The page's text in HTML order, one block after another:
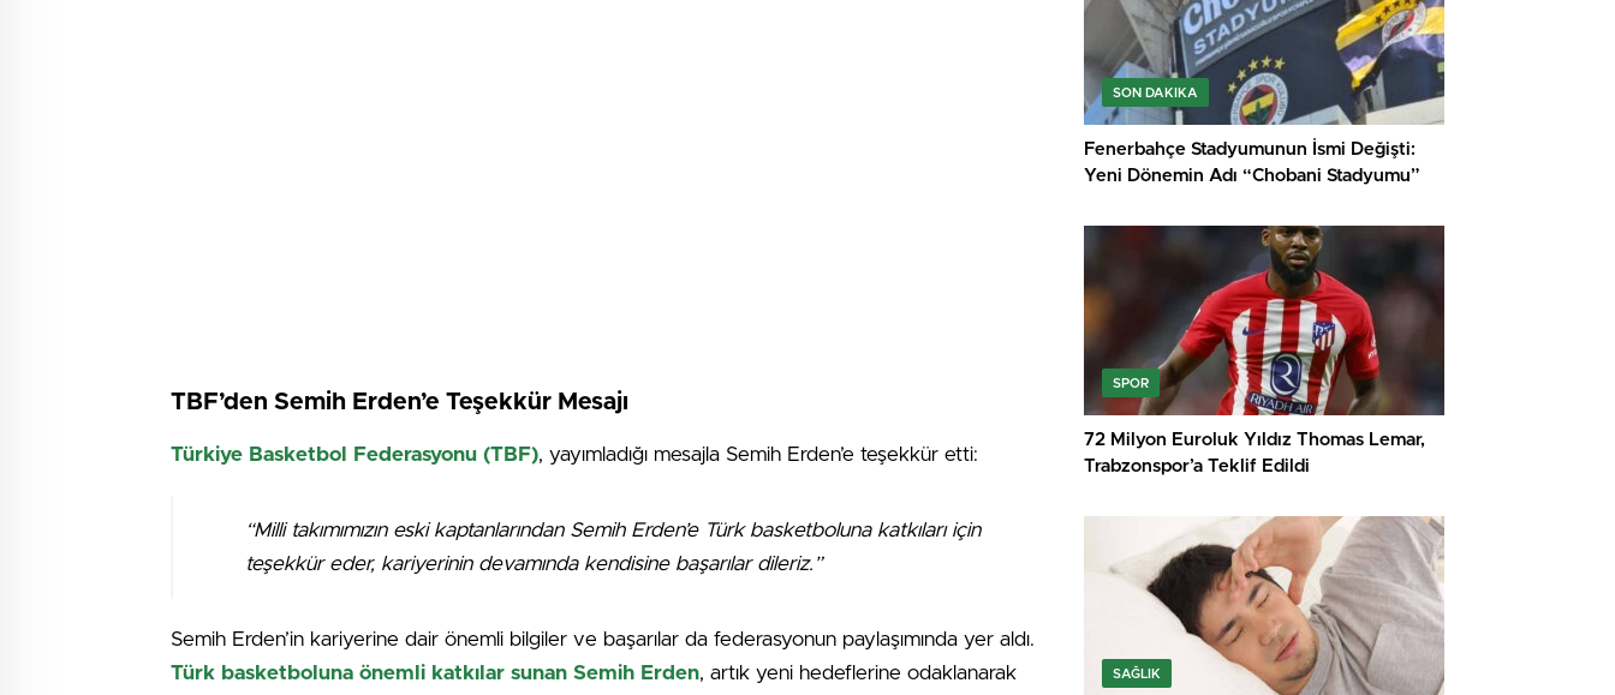
TBF’den Semih Erden’e Teşekkür Mesajı
Türkiye Basketbol Federasyonu (TBF), yayımladığı mesajla Semih Erden’e teşekkür etti:
“Milli takımımızın eski kaptanlarından Semih Erden’e Türk basketboluna katkıları için
teşekkür eder, kariyerinin devamında kendisine başarılar dileriz.”
Semih Erden’in kariyerine dair önemli bilgiler ve başarılar da federasyonun paylaşımında yer aldı.
Türk basketboluna önemli katkılar sunan Semih Erden, artık yeni hedeflerine odaklanarak
SON DAKIKA
Fenerbahçe Stadyumunun İsmi Değişti:
Yeni Dönemin Adı “Chobani Stadyumu”
SPOR
72 Milyon Euroluk Yıldız Thomas Lemar,
Trabzonspor’a Teklif Edildi
SAĞLIK